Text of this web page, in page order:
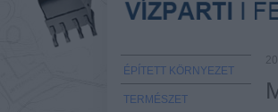
ÉPÍTETT KÖRNYEZET
TERMÉSZET